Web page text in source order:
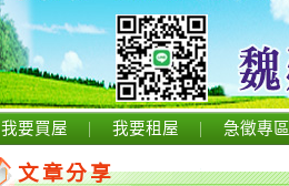
我要買屋 我要租屋 急徵專區
文章分享